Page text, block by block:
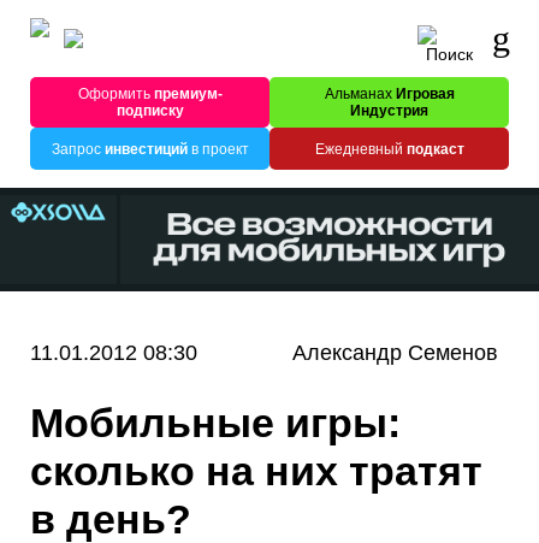
Оформитьпремиум-
подписку
Альманах Игровая
Индустрия
Запрос инвестицийв проект Ежедневный подкаст
11.01.2012 08:30 Александр Семенов
Мобильные игры:
сколько на них тратят
в день?